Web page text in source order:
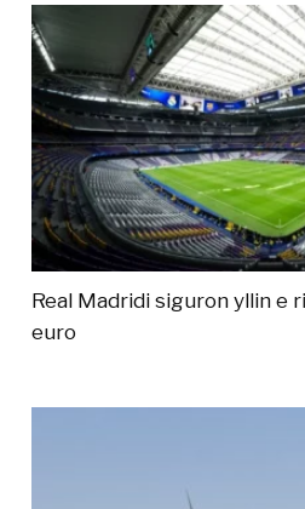
Real Madridi siguron yllin e
euro